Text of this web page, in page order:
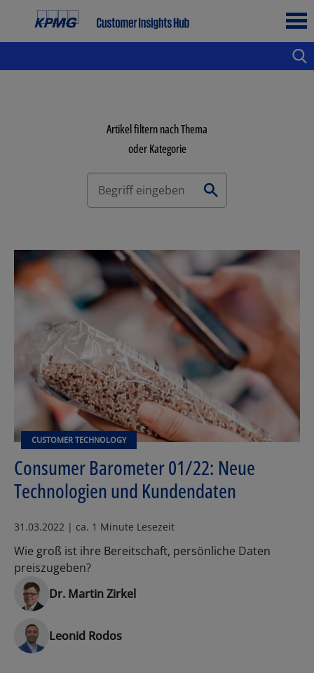
Artikel filtern nach Thema
oder Kategorie
CUSTOMER TECHNOLOGY
Consumer Barometer 01/22: Neue
Technologien und Kundendaten
31.03.2022 | ca. 1 Minute Lesezeit
Wie groß ist ihre Bereitschaft, persönliche Daten
preiszugeben?
Dr. Martin Zirkel
Leonid Rodos